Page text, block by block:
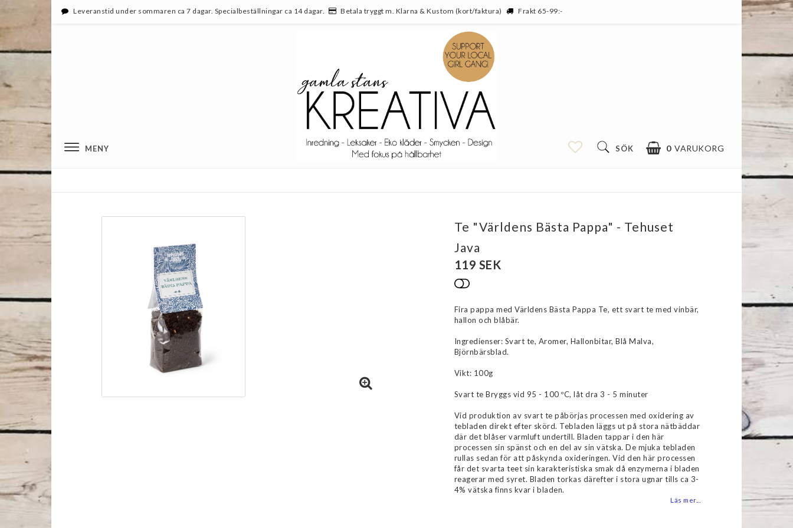
Leveranstid under sommaren ca 7 dagar. Specialbeställningar ca 14 dagar. Betala tryggt m. Klarna & Kustom (kort/faktura) Frakt 65-99:-
0 VARUKORG
MENY SÖK
Te "Världens Bästa Pappa" - Tehuset
Java
119 SEK
Lägg till i favoritlistan
Fira pappa med Världens Bästa Pappa Te, ett svart te med vinbär,
hallon och blåbär.
Ingredienser: Svart te, Aromer, Hallonbitar, Blå Malva,
Björnbärsblad.
Vikt: 100g
Svart te Bryggs vid 95 - 100 ºC, låt dra 3 - 5 minuter
Vid produktion av svart te påbörjas processen med oxidering av
tebladen direkt efter skörd. Tebladen läggs ut på stora nätbäddar
där det blåser varmluft undertill. Bladen tappar i den här
processen sin spänst och en del av sin vätska. De mjuka tebladen
rullas sedan för att påskynda oxideringen. Vid den här processen
får det svarta teet sin karakteristiska smak då enzymerna i bladen
reagerar med syret. Bladen torkas därefter i stora ugnar tills ca 3-
4% vätska finns kvar i bladen.
Läs mer...